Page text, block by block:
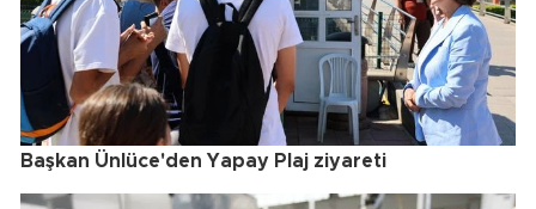
Başkan Ünlüce'den Yapay Plaj ziyareti